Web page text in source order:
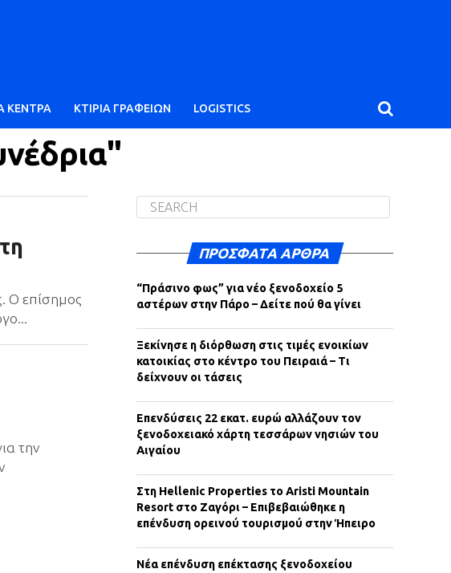
ΚΕΝΤΡΑ ΚΤΙΡΙΑ ΓΡΑΦΕΙΩΝ LOGISTICS
Ο επίσημος
την
ΠΡΌΣΦΑΤΑ ΆΡΘΡΑ
“Πράσινο φως” για νέο ξενοδοχείο 5
αστέρων στην Πάρο – Δείτε πού θα γίνει
Ξεκίνησε η διόρθωση στις τιμές ενοικίων
κατοικίας στο κέντρο του Πειραιά – Τι
δείχνουν οι τάσεις
Επενδύσεις 22 εκατ. ευρώ αλλάζουν τον
ξενοδοχειακό χάρτη τεσσάρων νησιών του
Αιγαίου
Στη Hellenic Properties το Aristi Mountain
Resort στο Ζαγόρι – Επιβεβαιώθηκε η
επένδυση ορεινού τουρισμού στην Ήπειρο
Νέα επένδυση επέκτασης ξενοδοχείου